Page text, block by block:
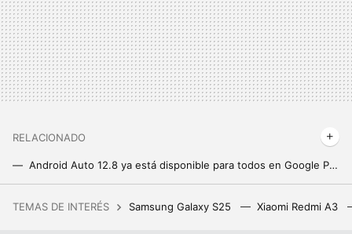
RELACIONADO
Android Auto 12.8 ya está disponible para todos en Google Play: qué cambia y cómo actualizar
TEMAS DE INTERÉS Samsung Galaxy S25 Xiaomi Redmi A3